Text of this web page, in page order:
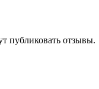
публиковать отзывы.